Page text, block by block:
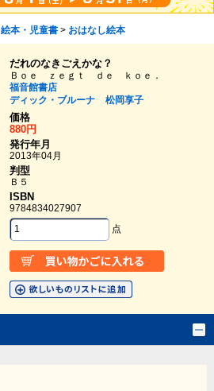
絵本・児童書> おはなし絵本
だれのなきごえかな？
Ｂｏｅ ｚｅｇｔ ｄｅ ｋｏｅ．
福音館書店
ディック・ブルーナ
松岡享子
価格
880円
発行年月
2013年04月
判型
Ｂ５
ISBN
9784834027907
点